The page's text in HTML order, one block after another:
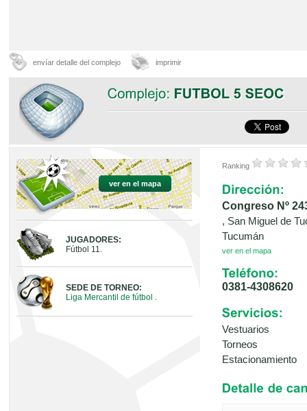
envíar detalle del complejo imprimir
ver en el mapa
JUGADORES:
Fútbol 11.
SEDE DE TORNEO:
Liga Mercantil de fútbol .
Ranking
Congreso Nº
, San Miguel de
Tucumán
ver en el mapa
0381-4308620
Vestuarios
Torneos
Estacionamiento